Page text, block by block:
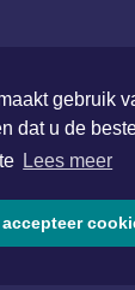
gebruik
dat u de
Lees meer
accepteer